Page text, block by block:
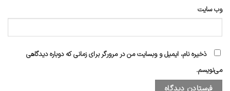
وب‌ سایت
ذخیره نام، ایمیل و وبسایت من در مرورگر برای زمانی که دوباره دیدگاهی
می‌نویسم.